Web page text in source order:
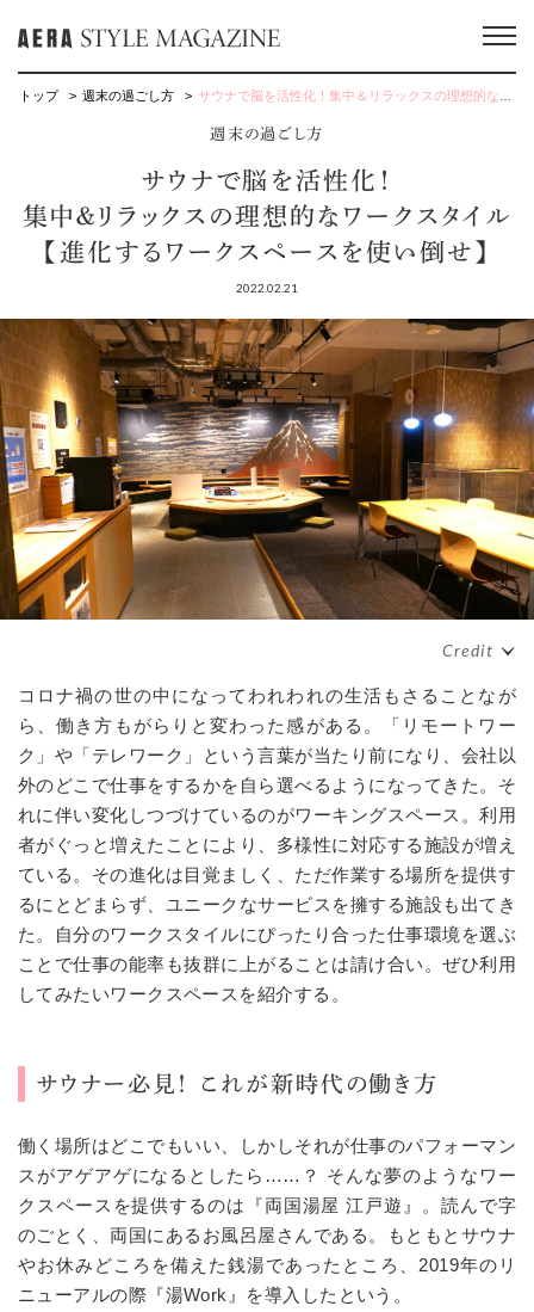
トップ 週末の過ごし方 サウナで脳を活性化！集中＆リラックスの理想的なワークスタイル【進化するワークスペースを使い倒せ】
週末の過ごし方
サウナで脳を活性化！
集中＆リラックスの理想的なワークスタイル
【進化するワークスペースを使い倒せ】
2022.02.21
コロナ禍の世の中になってわれわれの生活もさることなが
ら、働き方もがらりと変わった感がある。「リモートワー
ク」や「テレワーク」という言葉が当たり前になり、会社以
外のどこで仕事をするかを自ら選べるようになってきた。そ
れに伴い変化しつづけているのがワーキングスペース。利用
者がぐっと増えたことにより、多様性に対応する施設が増え
ている。その進化は目覚ましく、ただ作業する場所を提供す
るにとどまらず、ユニークなサービスを擁する施設も出てき
た。自分のワークスタイルにぴったり合った仕事環境を選ぶ
ことで仕事の能率も抜群に上がることは請け合い。ぜひ利用
してみたいワークスペースを紹介する。
サウナー必見！ これが新時代の働き方
働く場所はどこでもいい、しかしそれが仕事のパフォーマン
スがアゲアゲになるとしたら……？ そんな夢のようなワー
クスペースを提供するのは『両国湯屋 江戸遊』。読んで字
のごとく、両国にあるお風呂屋さんである。もともとサウナ
やお休みどころを備えた銭湯であったところ、2019年のリ
ニューアルの際『湯Work』を導入したという。